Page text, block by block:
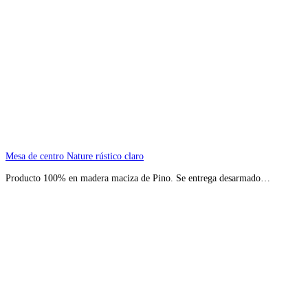
Mesa de centro Nature rústico claro
Producto 100% en madera maciza de Pino. Se entrega desarmado…